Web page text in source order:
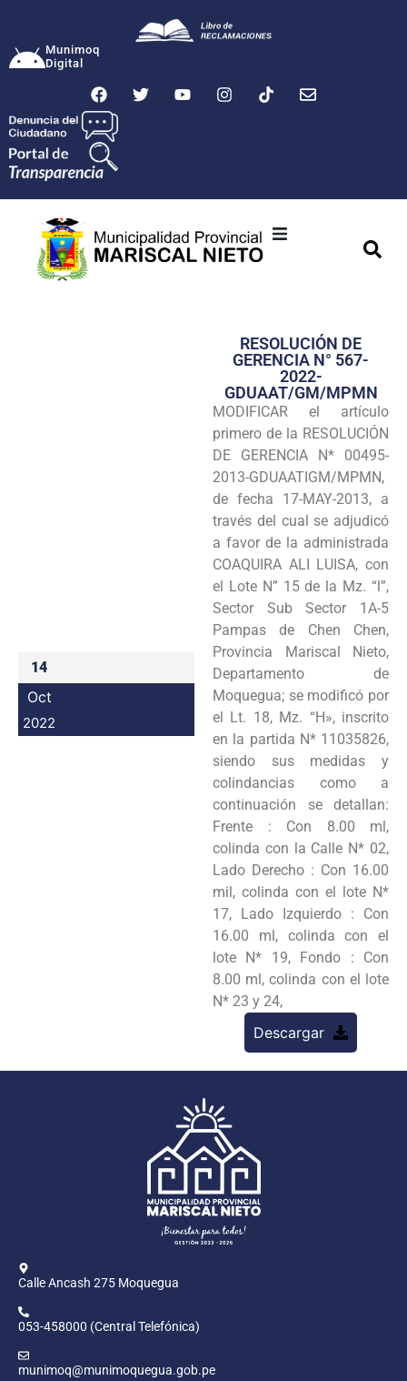
Munimoq
Digital
Transparencia
Seguridad
Programas
Intranet
14
Oct
2022
RESOLUCIÓN DE
GERENCIA N° 567-
2022-
GDUAAT/GM/MPMN
MODIFICAR el artículo
primero de la RESOLUCIÓN
DE GERENCIA N* 00495-
2013-GDUAATIGM/MPMN,
de fecha 17-MAY-2013, a
través del cual se adjudicó
a favor de la administrada
COAQUIRA ALI LUISA, con
el Lote N” 15 de la Mz. “l”,
Sector Sub Sector 1A-5
Pampas de Chen Chen,
Provincia Mariscal Nieto,
Departamento de
Moquegua; se modificó por
el Lt. 18, Mz. “H», inscrito
en la partida N* 11035826,
siendo sus medidas y
colindancias como a
continuación se detallan:
Frente : Con 8.00 ml,
colinda con la Calle N* 02,
Lado Derecho : Con 16.00
mil, colinda con el lote N*
17, Lado Izquierdo : Con
16.00 ml, colinda con el
lote N* 19, Fondo : Con
8.00 ml, colinda con el lote
N* 23 y 24,
Descargar
Calle Ancash 275 Moquegua
053-458000 (Central Telefónica)
munimoq@munimoquegua.gob.pe